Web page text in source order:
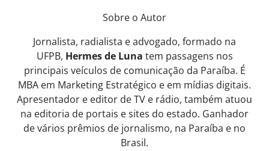
Sobre o Autor
Jornalista, radialista e advogado, formado na
UFPB, Hermes de Luna tem passagens nos
principais veículos de comunicação da Paraíba. É
MBA em Marketing Estratégico e em mídias digitais.
Apresentador e editor de TV e rádio, também atuou
na editoria de portais e sites do estado. Ganhador
de vários prêmios de jornalismo, na Paraíba e no
Brasil.